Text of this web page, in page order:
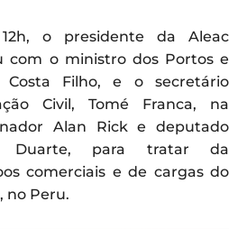
o presidente da Aleac
com o ministro dos Portos e
Costa Filho, e o secretário
Civil, Tomé Franca, na
Alan Rick e deputado
Duarte, para tratar da
comerciais e de cargas do
no Peru.